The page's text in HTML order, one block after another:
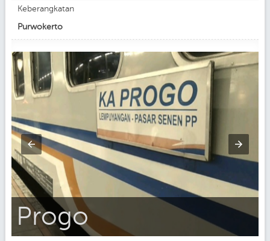
Keberangkatan
Purwokerto
Progo